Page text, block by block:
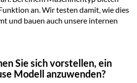
an. Wir testen damit, wie dies
und bauen auch unsere internen
Sie sich vorstellen, ein
Modell anzuwenden?